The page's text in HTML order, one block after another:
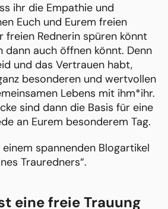
ihr die Empathie und
Euch und Eurem freien
freien Rednerin spüren könnt
dann auch öffnen könnt. Denn
und das Vertrauen habt,
besonderen und wertvollen
Lebens mit ihm*ihr.
sind dann die Basis für eine
an Eurem besonderem Tag.
spannenden Blogartikel
Trauredners“.
eine freie Trauung